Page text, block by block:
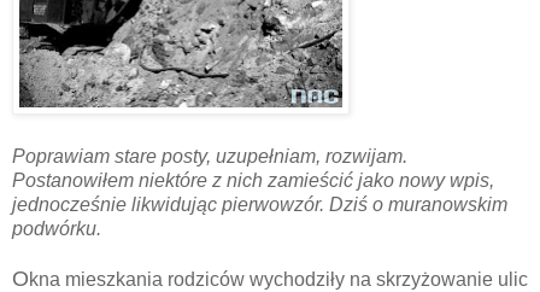
Poprawiam stare posty, uzupełniam, rozwijam.
Postanowiłem niektóre z nich zamieścić jako nowy wpis,
jednocześnie likwidując pierwowzór. Dziś o muranowskim
podwórku.
Okna mieszkania rodziców wychodziły na skrzyżowanie ulic